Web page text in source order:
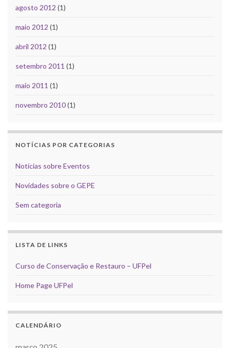
agosto 2012 (1)
maio 2012 (1)
abril 2012 (1)
setembro 2011 (1)
maio 2011 (1)
novembro 2010(1)
NOTÍCIAS POR CATEGORIAS
Notícias sobre Eventos
Novidades sobre o GEPE
Sem categoria
LISTA DE LINKS
Curso de Conservação e Restauro – UFPel
Home Page UFPel
CALENDÁRIO